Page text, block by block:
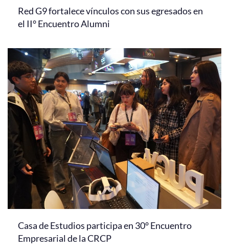
Red G9 fortalece vínculos con sus egresados en
el II° Encuentro Alumni
Casa de Estudios participa en 30° Encuentro
Empresarial de la CRCP